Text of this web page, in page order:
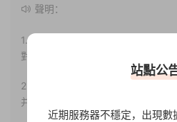
聲明：
1.本站部分内容轉載自其它媒體，
對其真實性負責。
2.若您需要商業運營或用于其他商業
并合法使用。
站點公
近期服務器不穩定，出現數